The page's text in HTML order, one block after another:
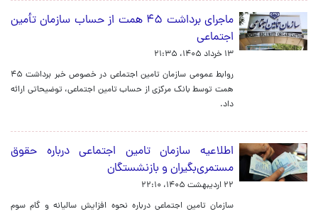
ماجرای برداشت ۴۵ همت از حساب سازمان تأمین
اجتماعی
۱۳ خرداد ۱۴۰۵، ۲۱:۳۵
روابط عمومی سازمان تامین اجتماعی در خصوص خبر برداشت ۴۵
همت توسط بانک مرکزی از حساب تامین اجتماعی، توضیحاتی ارائه
داد.
اطلاعیه سازمان تامین اجتماعی درباره حقوق
مستمری‌بگیران و بازنشستگان
۲۲ اردیبهشت ۱۴۰۵، ۲۲:۱۰
سازمان تامین اجتماعی درباره نحوه افزایش سالیانه و گام سوم